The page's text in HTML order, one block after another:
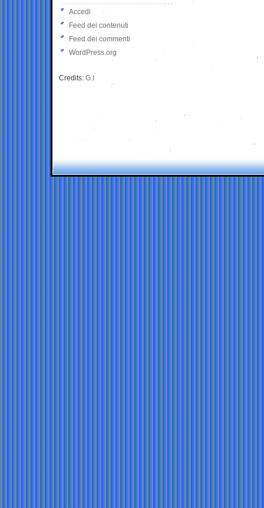
Accedi
Feed dei contenuti
Feed dei commenti
WordPress.org
Credits: G.I